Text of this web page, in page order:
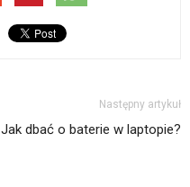
Następny artykuł
Jak dbać o baterie w laptopie?